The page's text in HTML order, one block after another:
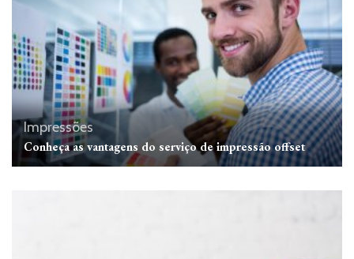
Impressões
Conheça as vantagens do serviço de impressão offset